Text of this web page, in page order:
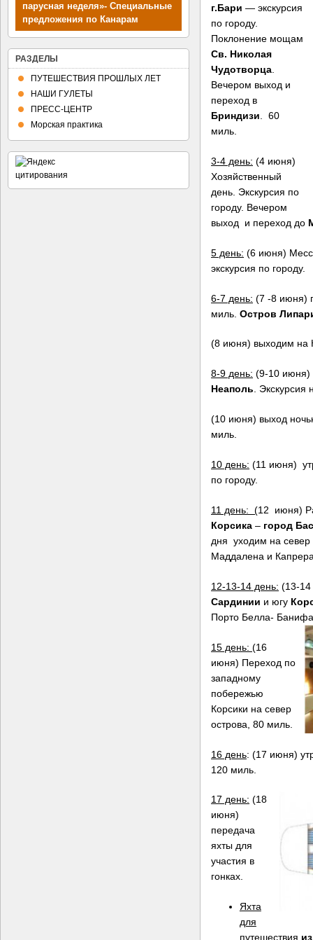
г.Бари — экскурсия
по городу.
Поклонение мощам
Св. Николая
Чудотворца
Вечером выход и
переход в
Бриндизи . 60
миль.
3-4 день: (4 июня)
Хозяйственный
день. Экскурсия по
городу. Вечером
выход и переход до
5 день: (6 июня)
экскурсия по городу.
6-7 день: (7 -8 июня)
миль. Остров
(8 июня) выходим на
8-9 день: (9-10
Неаполь. Экскурсия
(10 июня) выход
миль.
10 день: (11 июня)
по городу.
11 день: (12 июня)
Корсика – город
дня уходим на
Маддалена и
12-13-14 день: (13-
Сардинии и югу
Порто Белла-
15 день: (16
июня) Переход по
западному
побережью
Корсики на север
острова, 80 миль.
16 день: (17 июня)
120 миль.
17 день: (18
июня)
передача
яхты для
участия в
гонках.
Яхта
для
путешествия
парусная неделя»- Специальные
предложения по Канарам
РАЗДЕЛЫ
ПУТЕШЕСТВИЯ ПРОШЛЫХ ЛЕТ
НАШИ ГУЛЕТЫ
ПРЕСС-ЦЕНТР
Морская практика